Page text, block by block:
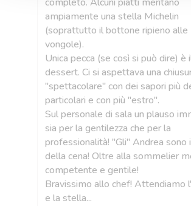
completo. Alcuni piatti meritano
ampiamente una stella Michelin
(soprattutto il bottone ripieno alle
vongole).
Unica pecca (se così si può dire) è
dessert. Ci si aspettava una
"spettacolare" con dei sapori più
particolari e con più "estro".
Sul personale di sala un plauso
sia per la gentilezza che per la
professionalità! "Gli" Andrea sono
della cena! Oltre alla sommelier
competente e gentile!
Bravissimo allo chef! Attendiamo
e la stella...